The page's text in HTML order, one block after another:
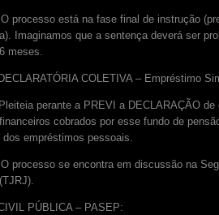
processo está na fase final de instrução
Imaginamos que a sentença deverá ser
meses.
COLETIVA – Empréstimo
perante a PREVI a DECLARAÇÃO de
cobrados por esse fundo de
dos empréstimos pessoais.
processo se encontra em discussão na
PÚBLICA – PASEP: